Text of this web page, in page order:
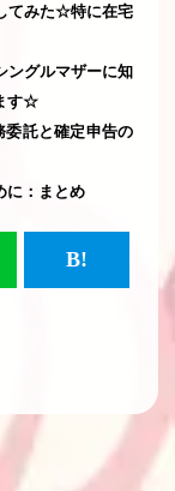
てみた☆特に在宅
ングルマザーに知
す☆
委託と確定申告の
に：まとめ